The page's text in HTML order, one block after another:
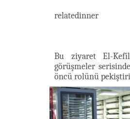
relatedinner
Bu ziyaret El-Kefîl
görüşmeler
öncü rolünü